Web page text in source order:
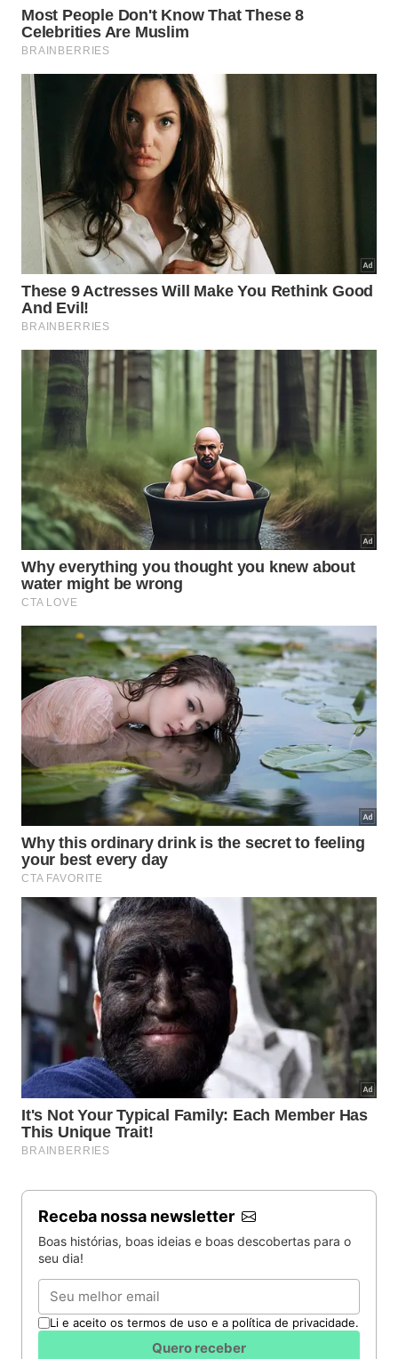
O Green Card é cobiçado por muitos estrangeiros que
vivem nos EUA -
Getty Images/iStockphoto
A advogada Liz Dell’Ome, fundadora da Dell’Ome
Law Firm, escritório sediado em Nova York
especializado em imigração de brasileiros para os
EUA confirma: “Ano após ano as lojas Apple por
aqui ficam com fila nas portas em seus
lançamentos. Se desde o lançamento do iPhone 11
um fã da marca tivesse economizado o valor do
smartphone ano a ano, somado agora ao preço aí
no Brasil do modelo 14, essa pessoa já estaria muito
próxima do valor médio que custa um processo de
solicitação de visto para os EUA, algo em torno de
US$ 15 mil. Aí é só descobrir o endereço da Apple
mais perto de você e visitá-la anualmente, pagando
o aparelho com o mesmo dólar americano que você
Receba nossa newsletter
Boas histórias, boas ideias e boas descobertas para o
seu dia!
Email
Li e aceito os termos de uso e a política de privacidade.
Quero receber